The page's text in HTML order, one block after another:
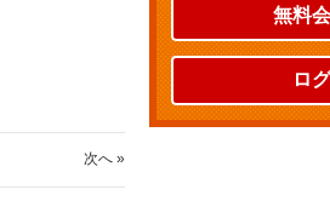
次へ »
無料
ロ